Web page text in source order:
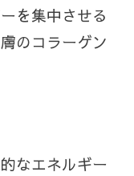
を集中させる
のコラーゲン
なエネルギー